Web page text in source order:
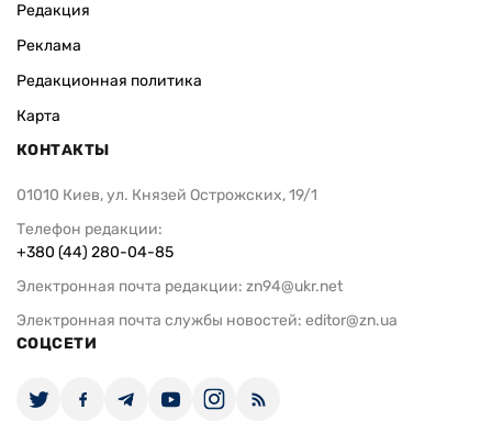
Редакция
Реклама
Редакционная политика
Карта
КОНТАКТЫ
01010 Киев, ул. Князей Острожских, 19/1
Телефон редакции:
+380 (44) 280-04-85
Электронная почта редакции: zn94@ukr.net
Электронная почта службы новостей: editor@zn.ua
СОЦСЕТИ